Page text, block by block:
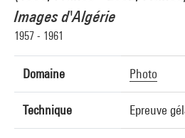
Images d'Algérie
1957 - 1961
Domaine Photo
Technique Epreuve
Diffusion image :GrandPalaisRmnPhoto